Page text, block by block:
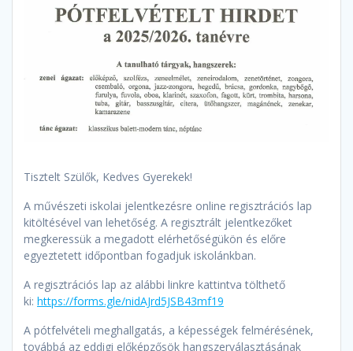
Tisztelt Szülők, Kedves Gyerekek!
A művészeti iskolai jelentkezésre online regisztrációs lap
kitöltésével van lehetőség. A regisztrált jelentkezőket
megkeressük a megadott elérhetőségükön és előre
egyeztetett időpontban fogadjuk iskolánkban.
A regisztrációs lap az alábbi linkre kattintva tölthető
ki: https://forms.gle/nidAJrd5JSB43mf19
A pótfelvételi meghallgatás, a képességek felmérésének,
továbbá az eddigi előképzősök hangszerválasztásának